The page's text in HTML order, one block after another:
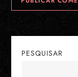
PESQUISAR